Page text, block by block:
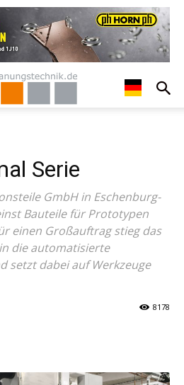
Serie
GmbH in Eschenburg-
Bauteile für Prototypen
einen Großauftrag stieg das
die automatisierte
setzt dabei auf Werkzeuge
8178